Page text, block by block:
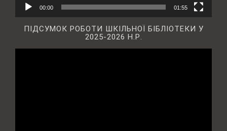
00:00 01:55
ПІДСУМОК РОБОТИ ШКІЛЬНОЇ БІБЛІОТЕКИ У
2025-2026 Н.Р.